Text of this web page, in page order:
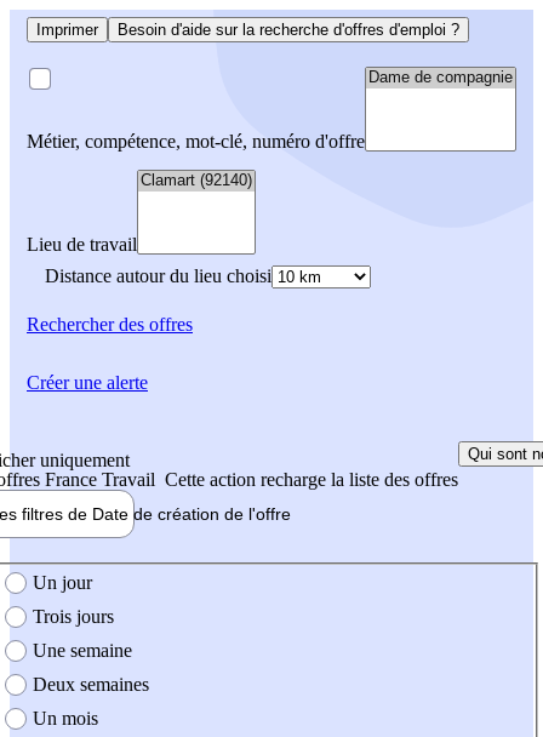
Imprimer Besoin d'aide sur la recherche d'offres d'emploi ?
Métier, compétence, mot-clé, numéro d'offre
Lieu de travail
Distance autour du lieu choisi
Rechercherdes offres
uniquement
France Travail Cette action recharge la liste des offres
Qui sont
filtres de Date de création de l'offre
création de l'offre
Un jour
Trois jours
Une semaine
Deux semaines
Un mois
Créer une alerte